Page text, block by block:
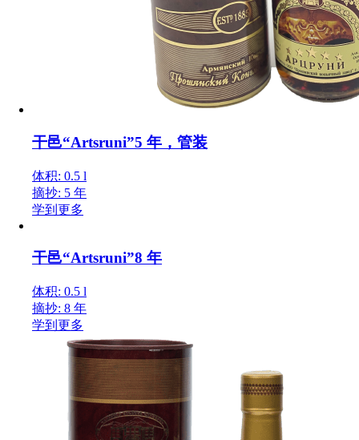
干邑“Artsruni”5 年，管装
体积: 0.5 l
摘抄: 5 年
学到更多
干邑“Artsruni”8 年
体积: 0.5 l
摘抄: 8 年
学到更多